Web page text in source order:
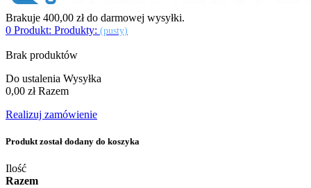
Brakuje 400,00 złdo darmowej wysyłki.
0 Produkt: Produkty: (pusty)
Brak produktów
Do ustalenia Wysyłka
0,00 zł Razem
Realizuj zamówienie
Produkt został dodany do koszyka
Ilość
Razem